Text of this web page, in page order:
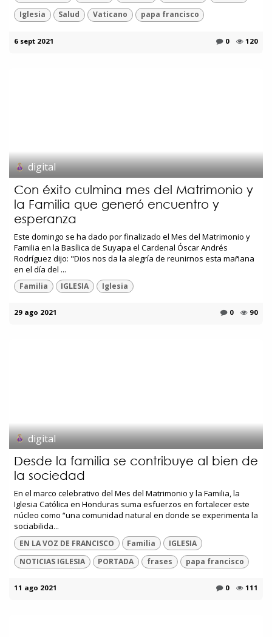
Iglesia
Salud Vaticano papa francisco
6 sept 2021 0 120
digital
Con éxito culmina mes del Matrimonio y
la Familia que generó encuentro y
esperanza
Este domingo se ha dado por finalizado el Mes del Matrimonio y
Familia en la Basílica de Suyapa el Cardenal Óscar Andrés
Rodríguez dijo: "Dios nos da la alegría de reunirnos esta mañana
en el día del ...
Familia IGLESIA Iglesia
29 ago 2021 0 90
digital
Desde la familia se contribuye al bien de
la sociedad
En el marco celebrativo del Mes del Matrimonio y la Familia, la
Iglesia Católica en Honduras suma esfuerzos en fortalecer este
núcleo como “una comunidad natural en donde se experimenta la
sociabilida...
EN LA VOZ DE FRANCISCO Familia
IGLESIA
NOTICIAS IGLESIA
PORTADA frases papa francisco
11 ago 2021 0 111